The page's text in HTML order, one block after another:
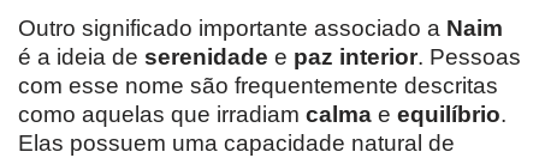
Outro significado importante associado a Naim
é a ideia de serenidade e paz interior. Pessoas
com esse nome são frequentemente descritas
como aquelas que irradiam calma e equilíbrio.
Elas possuem uma capacidade natural de